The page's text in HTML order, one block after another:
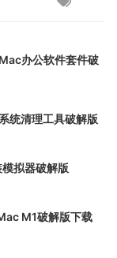
办公软件套件破
统清理工具破解版
拟器破解版
M1破解版下载